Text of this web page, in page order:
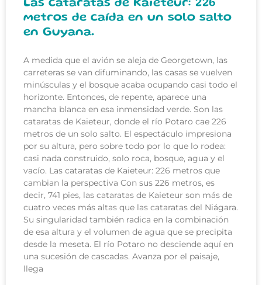
Las cataratas de Kaieteur: 226
metros de caída en un solo salto
en Guyana.
A medida que el avión se aleja de Georgetown, las
carreteras se van difuminando, las casas se vuelven
minúsculas y el bosque acaba ocupando casi todo el
horizonte. Entonces, de repente, aparece una
mancha blanca en esa inmensidad verde. Son las
cataratas de Kaieteur, donde el río Potaro cae 226
metros de un solo salto. El espectáculo impresiona
por su altura, pero sobre todo por lo que lo rodea:
casi nada construido, solo roca, bosque, agua y el
vacío. Las cataratas de Kaieteur: 226 metros que
cambian la perspectiva Con sus 226 metros, es
decir, 741 pies, las cataratas de Kaieteur son más de
cuatro veces más altas que las cataratas del Niágara.
Su singularidad también radica en la combinación
de esa altura y el volumen de agua que se precipita
desde la meseta. El río Potaro no desciende aquí en
una sucesión de cascadas. Avanza por el paisaje,
llega